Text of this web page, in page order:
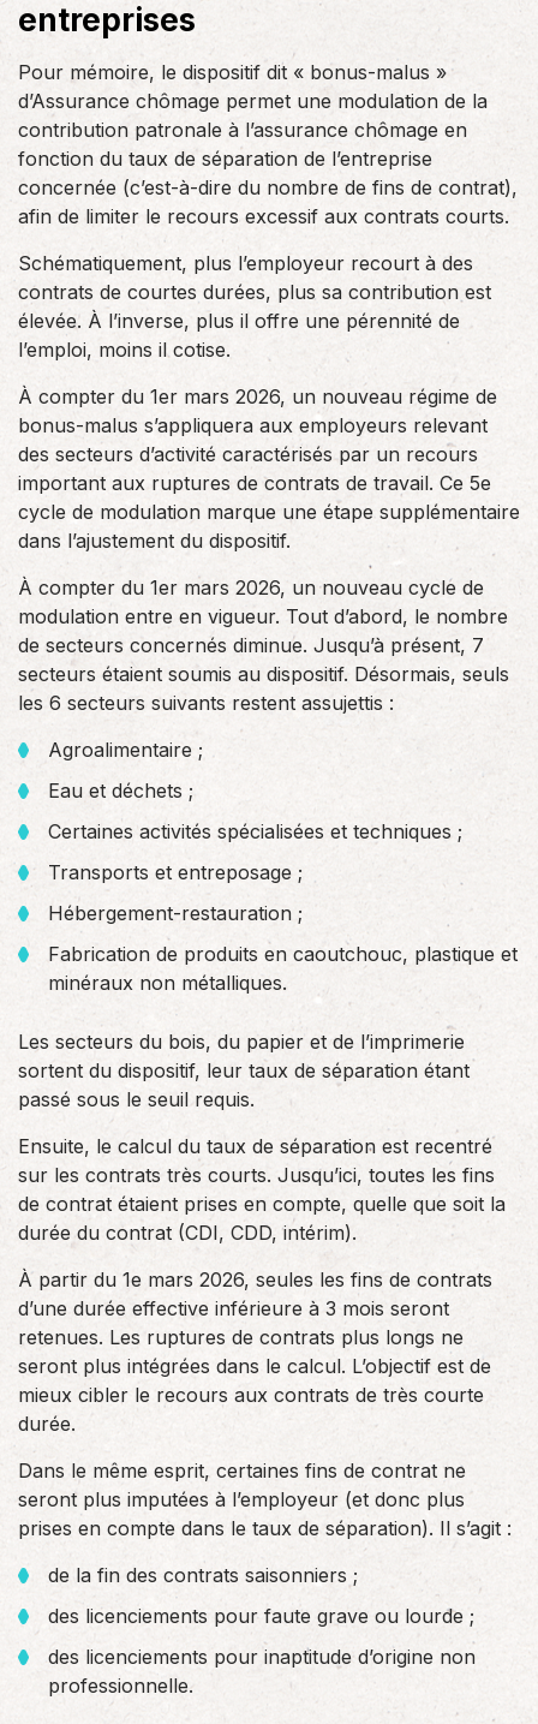
entreprises
Pour mémoire, le dispositif dit « bonus-malus »
d’Assurance chômage permet une modulation de la
contribution patronale à l’assurance chômage en
fonction du taux de séparation de l’entreprise
concernée (c’est-à-dire du nombre de fins de contrat),
afin de limiter le recours excessif aux contrats courts.
Schématiquement, plus l’employeur recourt à des
contrats de courtes durées, plus sa contribution est
élevée. À l’inverse, plus il offre une pérennité de
l’emploi, moins il cotise.
À compter du 1er mars 2026, un nouveau régime de
bonus-malus s’appliquera aux employeurs relevant
des secteurs d’activité caractérisés par un recours
important aux ruptures de contrats de travail. Ce 5e
cycle de modulation marque une étape supplémentaire
dans l’ajustement du dispositif.
À compter du 1er mars 2026, un nouveau cycle de
modulation entre en vigueur. Tout d’abord, le nombre
de secteurs concernés diminue. Jusqu’à présent, 7
secteurs étaient soumis au dispositif. Désormais, seuls
les 6 secteurs suivants restent assujettis :
Agroalimentaire ;
Eau et déchets ;
Certaines activités spécialisées et techniques ;
Transports et entreposage ;
Hébergement-restauration ;
Fabrication de produits en caoutchouc, plastique et
minéraux non métalliques.
Les secteurs du bois, du papier et de l’imprimerie
sortent du dispositif, leur taux de séparation étant
passé sous le seuil requis.
Ensuite, le calcul du taux de séparation est recentré
sur les contrats très courts. Jusqu’ici, toutes les fins
de contrat étaient prises en compte, quelle que soit la
durée du contrat (CDI, CDD, intérim).
À partir du 1e mars 2026, seules les fins de contrats
d’une durée effective inférieure à 3 mois seront
retenues. Les ruptures de contrats plus longs ne
seront plus intégrées dans le calcul. L’objectif est de
mieux cibler le recours aux contrats de très courte
durée.
Dans le même esprit, certaines fins de contrat ne
seront plus imputées à l’employeur (et donc plus
prises en compte dans le taux de séparation). Il s’agit :
de la fin des contrats saisonniers ;
des licenciements pour faute grave ou lourde ;
des licenciements pour inaptitude d’origine non
professionnelle.